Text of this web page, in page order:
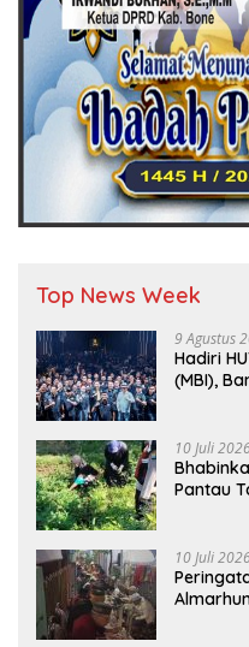
Top News Week
9 Agustus
Hadiri
(MBI),
10 Juli
Pantau
10 Juli